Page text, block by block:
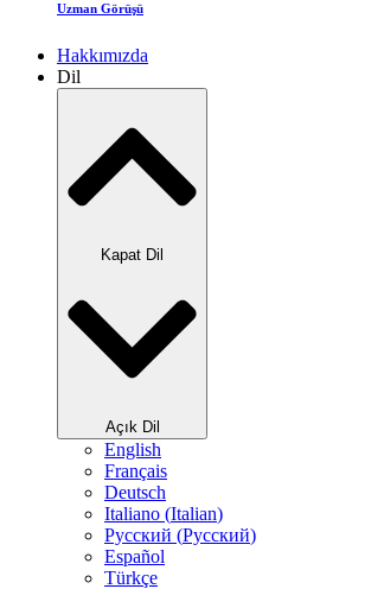
Uzman Görüşü
Hakkımızda
Dil
Kapat Dil
Açık Dil
English
Français
Deutsch
Italiano (Italian)
Русский (Pусский)
Español
Türkçe